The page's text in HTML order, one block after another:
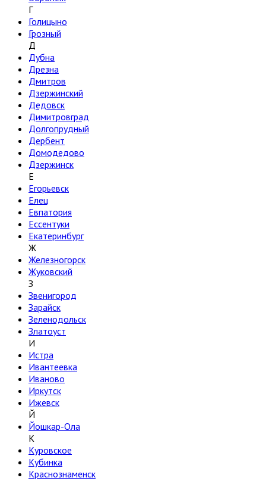
Г
Голицыно
Грозный
Д
Дубна
Дрезна
Дмитров
Дзержинский
Дедовск
Димитровград
Долгопрудный
Дербент
Домодедово
Дзержинск
Е
Егорьевск
Елец
Евпатория
Ессентуки
Екатеринбург
Ж
Железногорск
Жуковский
З
Звенигород
Зарайск
Зеленодольск
Златоуст
И
Истра
Ивантеевка
Иваново
Иркутск
Ижевск
Й
Йошкар-Ола
К
Куровское
Кубинка
Краснознаменск